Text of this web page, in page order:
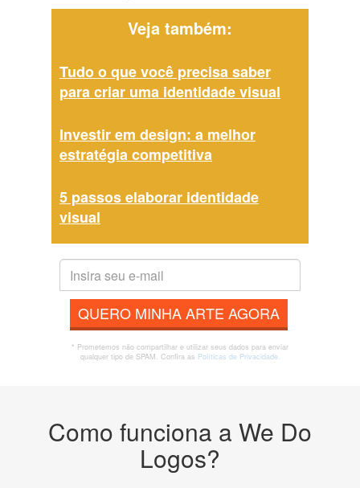
Veja também:
Tudo o que você precisa saber
para criar uma identidade visual
Investir em design: a melhor
estratégia competitiva
5 passos elaborar identidade
visual
QUERO MINHA ARTE AGORA
* Prometemos não compartilhar e utilizar seus dados para enviar
qualquer tipo de SPAM. Confira as Políticas de Privacidade.
Como funciona a We Do
Logos?